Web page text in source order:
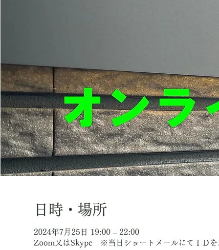
日時・場所
2024年7月25日 19:00 – 22:00
Zoom又はSkype ※当日ショートメールにてＩＤを